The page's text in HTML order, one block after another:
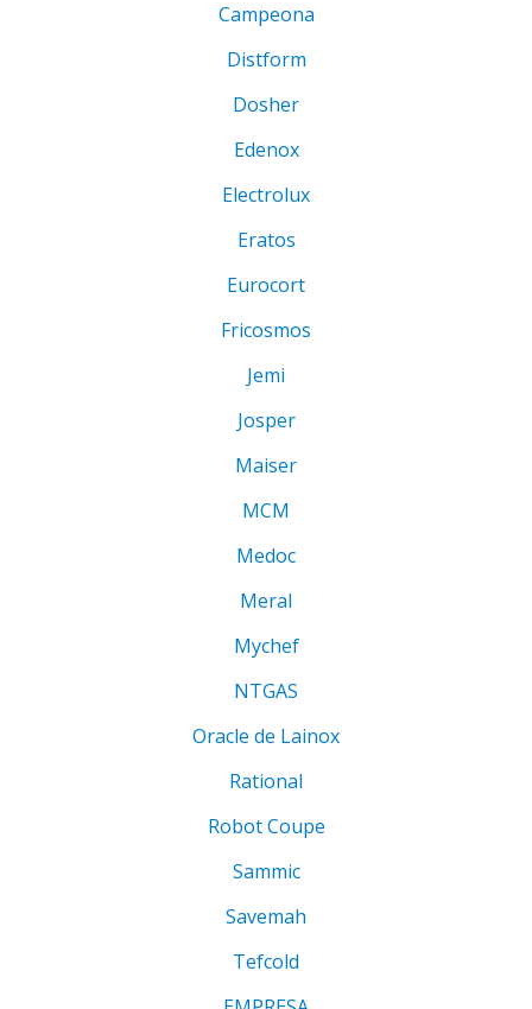
Campeona
Distform
Dosher
Edenox
Electrolux
Eratos
Eurocort
Fricosmos
Jemi
Josper
Maiser
MCM
Medoc
Meral
Mychef
NTGAS
Oracle de Lainox
Rational
Robot Coupe
Sammic
Savemah
Tefcold